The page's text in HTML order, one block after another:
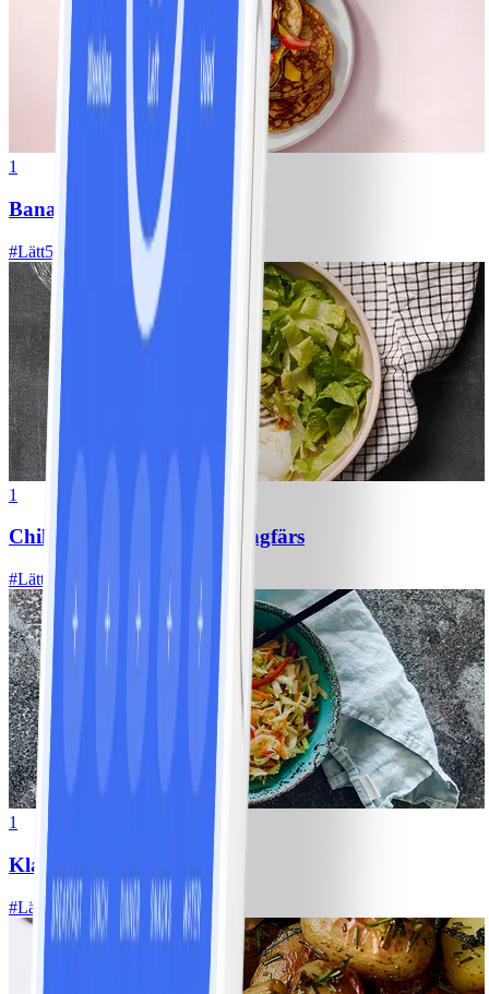
1
Bananpannkakor
#Lätt5 MIN
1
Chili con carne med kycklingfärs
#Lätt
1
Klassisk vitkålssallad
#Lätt 20 MIN